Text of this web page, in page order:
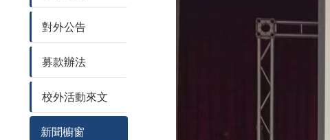
對外公告
募款辦法
校外活動來文
新聞櫥窗